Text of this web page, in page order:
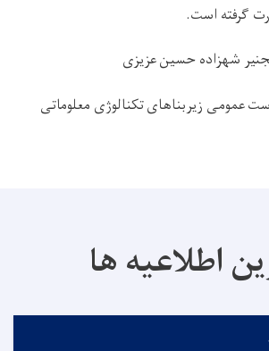
گرفته است.
شهزاده حسین عزیزی
عمومی زیربناهای تکنالوژی معلوماتی
اطلاعیه ها